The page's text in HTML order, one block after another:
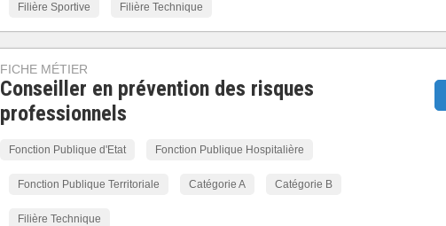
Filière Sportive Filière Technique
FICHE MÉTIER
Conseiller en prévention des risques
professionnels
Fonction Publique d'Etat Fonction Publique Hospitalière
Fonction Publique Territoriale Catégorie A Catégorie B
Filière Technique